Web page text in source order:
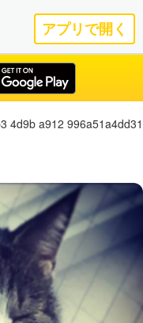
アプリで開く